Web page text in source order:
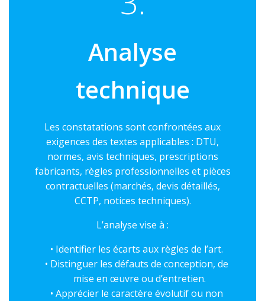
Analyse
technique
Les constatations sont confrontées aux
exigences des textes applicables : DTU,
normes, avis techniques, prescriptions
fabricants, règles professionnelles et pièces
contractuelles (marchés, devis détaillés,
CCTP, notices techniques).
L’analyse vise à :
Identifier les écarts aux règles de l’art.
Distinguer les défauts de conception, de
mise en œuvre ou d’entretien.
Apprécier le caractère évolutif ou non